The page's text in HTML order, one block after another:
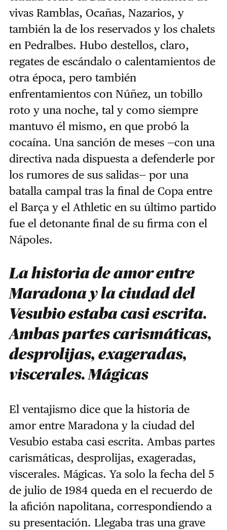
vivas Ramblas, Ocañas, Nazarios, y
también la de los reservados y los chalets
en Pedralbes. Hubo destellos, claro,
regates de escándalo o calentamientos de
otra época, pero también
enfrentamientos con Núñez, un tobillo
roto y una noche, tal y como siempre
mantuvo él mismo, en que probó la
cocaína. Una sanción de meses —con una
directiva nada dispuesta a defenderle por
los rumores de sus salidas— por una
batalla campal tras la final de Copa entre
el Barça y el Athletic en su último partido
fue el detonante final de su firma con el
Nápoles.
La historia de amor entre
Maradona y la ciudad del
Vesubio estaba casi escrita.
Ambas partes carismáticas,
desprolijas, exageradas,
viscerales. Mágicas
El ventajismo dice que la historia de
amor entre Maradona y la ciudad del
Vesubio estaba casi escrita. Ambas partes
carismáticas, desprolijas, exageradas,
viscerales. Mágicas. Ya solo la fecha del 5
de julio de 1984 queda en el recuerdo de
la afición napolitana, correspondiendo a
su presentación. Llegaba tras una grave